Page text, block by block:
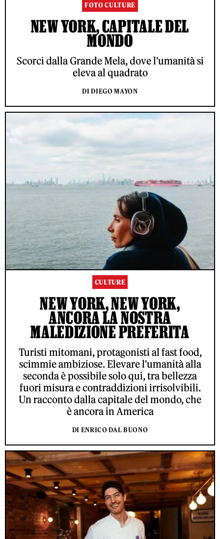
FOTO CULTURE
NEW YORK, CAPITALE DEL
MONDO
Scorci dalla Grande Mela, dove l'umanità si
eleva al quadrato
DI DIEGO MAYON
CULTURE
NEW YORK, NEW YORK,
ANCORA LA NOSTRA
MALEDIZIONE PREFERITA
Turisti mitomani, protagonisti al fast food,
scimmie ambiziose. Elevare l'umanità alla
seconda è possibile solo qui, tra bellezza
fuori misura e contraddizioni irrisolvibili.
Un racconto dalla capitale del mondo, che
è ancora in America
DI ENRICO DAL BUONO